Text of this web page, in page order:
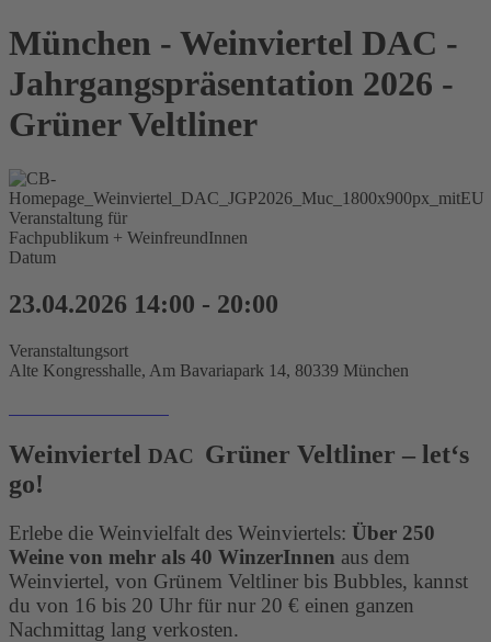
München - Weinviertel DAC -
Jahrgangspräsentation 2026 -
Grüner Veltliner
Veranstaltung für
Fachpublikum + WeinfreundInnen
Datum
23.04.2026 14:00 - 20:00
Veranstaltungsort
Alte Kongresshalle, Am Bavariapark 14, 80339 München
Weinviertel DAC Grüner Veltliner – let‘s
go!
Erlebe die Weinvielfalt des Weinviertels: Über 250
Weine von mehr als 40 WinzerInnen aus dem
Weinviertel, von Grünem Veltliner bis Bubbles, kannst
du von 16 bis 20 Uhr für nur 20 € einen ganzen
Nachmittag lang verkosten.